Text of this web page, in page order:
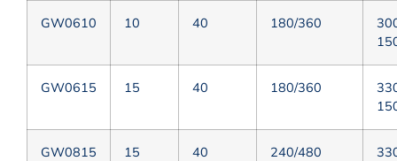
GW0610 10 40 180/360
GW0615 15 40 180/360
GW0815 15 40 240/480